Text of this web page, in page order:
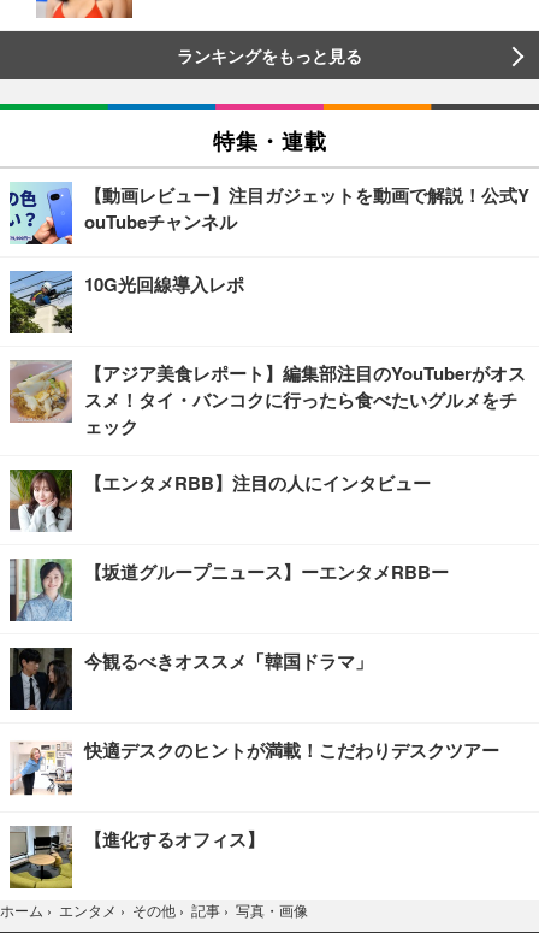
ランキングをもっと見る
特集・連載
【動画レビュー】注目ガジェットを動画で解説！公式Y
ouTubeチャンネル
10G光回線導入レポ
【アジア美食レポート】編集部注目のYouTuberがオス
スメ！タイ・バンコクに行ったら食べたいグルメをチ
ェック
【エンタメRBB】注目の人にインタビュー
【坂道グループニュース】ーエンタメRBBー
今観るべきオススメ「韓国ドラマ」
快適デスクのヒントが満載！こだわりデスクツアー
【進化するオフィス】
ホーム › エンタメ › その他 › 記事 › 写真・画像